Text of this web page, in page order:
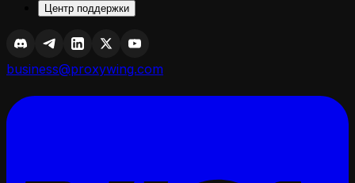
Центр поддержки
business@proxywing.com